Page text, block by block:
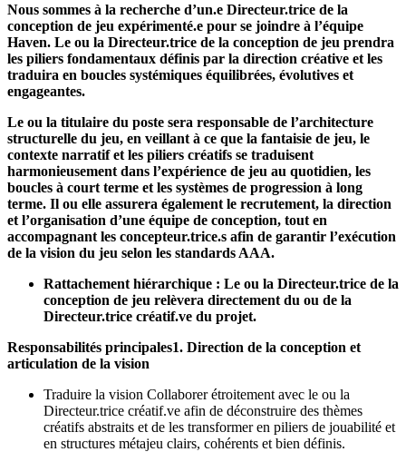
Nous sommes à la recherche d’un.e Directeur.trice de la
conception de jeu expérimenté.e pour se joindre à l’équipe
Haven. Le ou la Directeur.trice de la conception de jeu prendra
les piliers fondamentaux définis par la direction créative et les
traduira en boucles systémiques équilibrées, évolutives et
engageantes.
Le ou la titulaire du poste sera responsable de l’architecture
structurelle du jeu, en veillant à ce que la fantaisie de jeu, le
contexte narratif et les piliers créatifs se traduisent
harmonieusement dans l’expérience de jeu au quotidien, les
boucles à court terme et les systèmes de progression à long
terme. Il ou elle assurera également le recrutement, la direction
et l’organisation d’une équipe de conception, tout en
accompagnant les concepteur.trice.s afin de garantir l’exécution
de la vision du jeu selon les standards AAA.
Rattachement hiérarchique : Le ou la Directeur.trice de la
conception de jeu relèvera directement du ou de la
Directeur.trice créatif.ve du projet.
Responsabilités principales1. Direction de la conception et
articulation de la vision
Traduire la vision Collaborer étroitement avec le ou la
Directeur.trice créatif.ve afin de déconstruire des thèmes
créatifs abstraits et de les transformer en piliers de jouabilité et
en structures métajeu clairs, cohérents et bien définis.